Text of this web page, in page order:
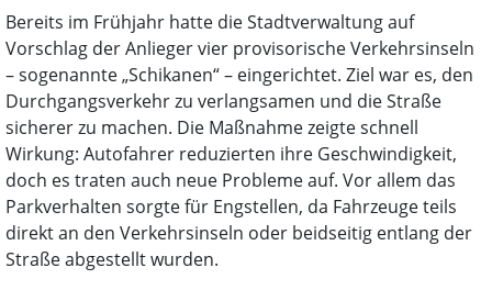
Bereits im Frühjahr hatte die Stadtverwaltung auf
Vorschlag der Anlieger vier provisorische Verkehrsinseln
– sogenannte „Schikanen“ – eingerichtet. Ziel war es, den
Durchgangsverkehr zu verlangsamen und die Straße
sicherer zu machen. Die Maßnahme zeigte schnell
Wirkung: Autofahrer reduzierten ihre Geschwindigkeit,
doch es traten auch neue Probleme auf. Vor allem das
Parkverhalten sorgte für Engstellen, da Fahrzeuge teils
direkt an den Verkehrsinseln oder beidseitig entlang der
Straße abgestellt wurden.